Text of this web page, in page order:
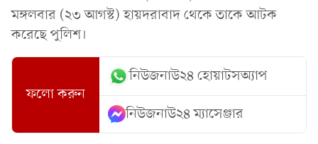
মঙ্গলবার (২৩ আগস্ট) হায়দরাবাদ থেকে তাকে আটক
করেছে পুলিশ।
ফলো করুন
নিউজনাউ২৪ হোয়াটসঅ্যাপ
নিউজনাউ২৪ ম্যাসেঞ্জার